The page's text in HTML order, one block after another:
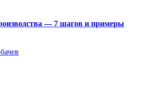
— 7 шагов и примеры